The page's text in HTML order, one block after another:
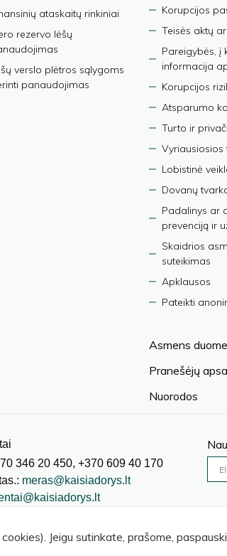
ataskaitų rinkiniai
rezervo lėšų
verslo plėtros sąlygoms
panaudojimas
Korupcijos
Teisės aktų
Pareigybės, į
informacija
Korupcijos
Atsparumo
Turto ir
Vyriausiosios
Lobistinė
Dovanų
Padalinys ar
prevenciją ir
Skaidrios
suteikimas
Apklausos
Pateikti
Asmens
Pranešėjų
Nuorodos
346 20 450, +370 609 40 170
meras@kaisiadorys.lt
Jeigu sutinkate, prašome,